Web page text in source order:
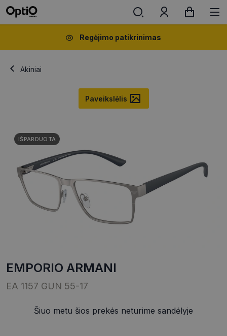
Regėjimo patikrinimas
Akiniai
Paveikslėlis
IŠPARDUOTA
EMPORIO ARMANI
EA 1157 GUN 55-17
Šiuo metu šios prekės neturime sandėlyje